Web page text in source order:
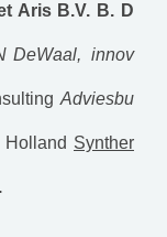
Aris B.V. B. D
DeWaal, innov
Adviesbu
Synther